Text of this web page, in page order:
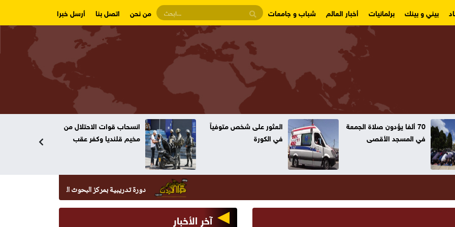
بيني و بينك برلمانيات أخبار العالم شباب و جامعات من نحن اتصل بنا أرسل خبرا
70 ألفا يؤدون صلاة الجمعة
في المسجد الأقصى
العثور على شخص متوفياً
في الكورة
انسحاب قوات الاحتلال من
مخيم قلنديا وكفر عقب
دورة تدريبية بمركز البحوث الدوائية والتشخيصية في عمان
آخر الأخبار